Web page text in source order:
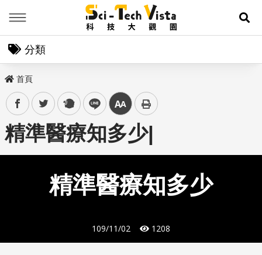
展
分類
首頁
facebooktwitter plurk line 中
精準醫療知多少|
精準醫療知多少
109/11/02 1208